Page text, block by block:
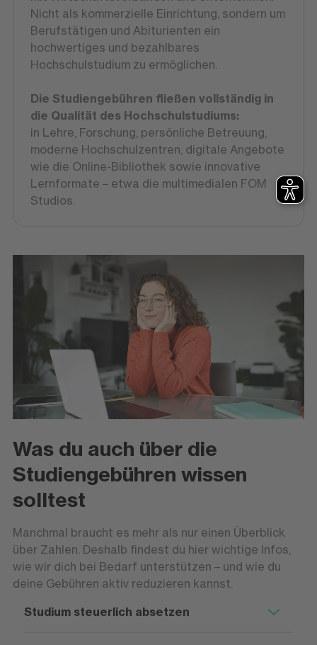
Nicht als kommerzielle Einrichtung, sondern um
Berufstätigen und Abiturienten ein
hochwertiges und bezahlbares
Hochschulstudium zu ermöglichen.
Die Studiengebühren fließen vollständig in
die Qualität des Hochschulstudiums:
in Lehre, Forschung, persönliche Betreuung,
moderne Hochschulzentren, digitale Angebote
wie die Online-Bibliothek sowie innovative
Lernformate – etwa die multimedialen FOM
Studios.
Was du auch über die
Studiengebühren wissen
solltest
Manchmal braucht es mehr als nur einen Überblick
über Zahlen. Deshalb findest du hier wichtige Infos,
wie wir dich bei Bedarf unterstützen – und wie du
deine Gebühren aktiv reduzieren kannst.
Studium steuerlich absetzen